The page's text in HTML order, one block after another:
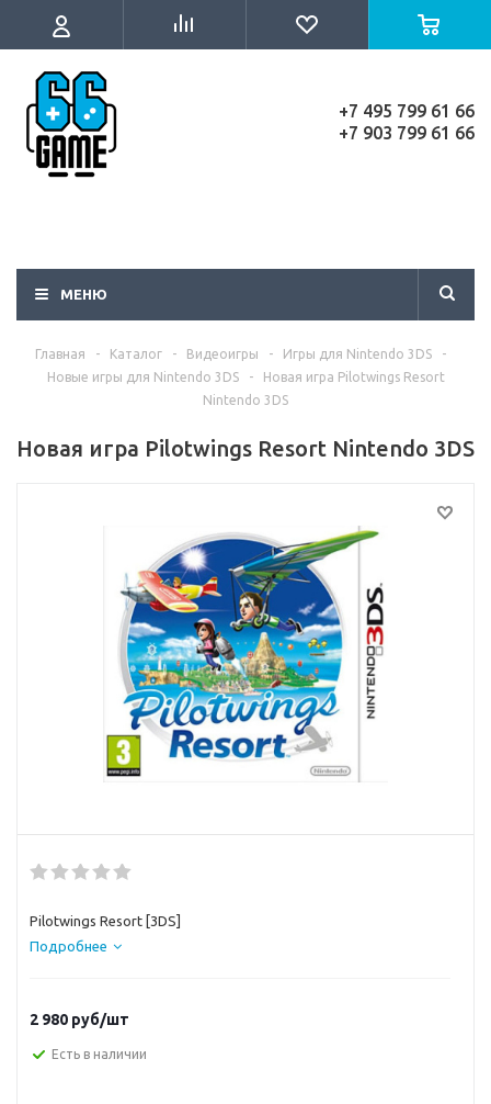
+7 495 799 61 66
+7 903 799 61 66
МЕНЮ
Главная - Каталог - Видеоигры - Игры для Nintendo 3DS
-
Новые игры для Nintendo 3DS
-
Новая игра Pilotwings Resort
Nintendo 3DS
Новая игра Pilotwings Resort Nintendo 3DS
Pilotwings Resort [3DS]
Подробнее
2 980 руб/шт
Есть в наличии